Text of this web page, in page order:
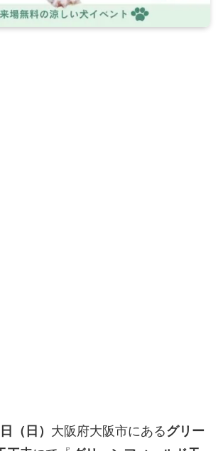
（日） 大阪府大阪市にあるグリー